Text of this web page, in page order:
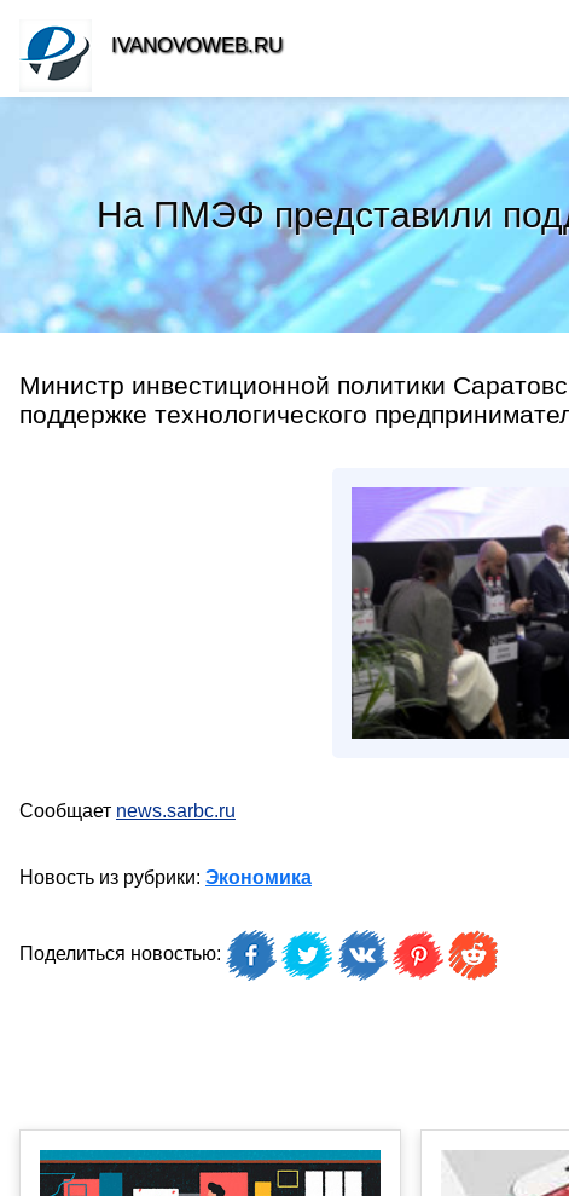
На ПМЭФ представили
Министр инвестиционной политики
поддержке технологического
Сообщает news.sarbc.ru
Новость из рубрики: Экономика
Поделиться новостью:
IVANOVOWEB.RU